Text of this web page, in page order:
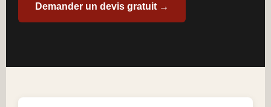
Demander un devis gratuit →